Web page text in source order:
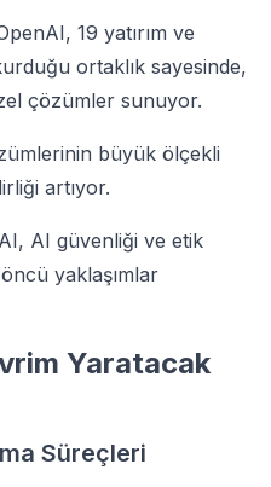
19 yatırım ve
ortaklık sayesinde,
çözümler sunuyor.
büyük ölçekli
artıyor.
AI güvenliği ve etik
yaklaşımlar
Yaratacak
Süreçleri